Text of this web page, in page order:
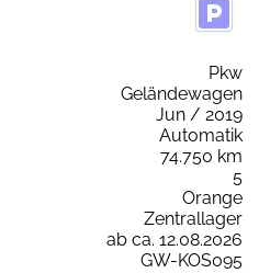
Pkw
Geländewagen
Jun / 2019
Automatik
74.750 km
5
Orange
Zentrallager
ab ca. 12.08.2026
GW-KOS095